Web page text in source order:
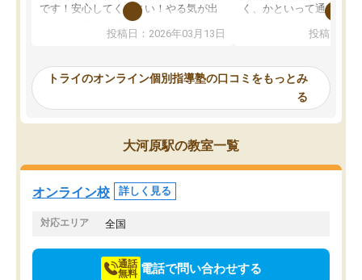
です！安心してください！やる気が出
ないのは私たち講師の責任です」と言
ってくださり、確かに！と考えて、思
ったんですが、学生の先生から学ぶこ
み、徐々に成績が上がったらいいなと
思っていました。何が今足りないのか
を的確に指導いただき、子どももびっ
くりするほど楽しんでやる気を持って
塾を受けています。狙い通り、少しず
つ成績も上がり、苦手意識も無くなっ
てきたので、さらに苦手な数学も追加
でお願いしました。来年の高校受験に
投稿日：2026年03月13日
く、かといって通うには
可能なので本当に助か
らないところをピンポイ
頂いて、とてもわかり
していました。一生を
スト、多少お金がかかっ
投稿日：
トライのオンライン個別指導塾の口コミをもっとみ
る
大河原駅の教室一覧
オンライン校 詳しく見る
対応エリア 全国
通話
無料 電話で問い合わせする